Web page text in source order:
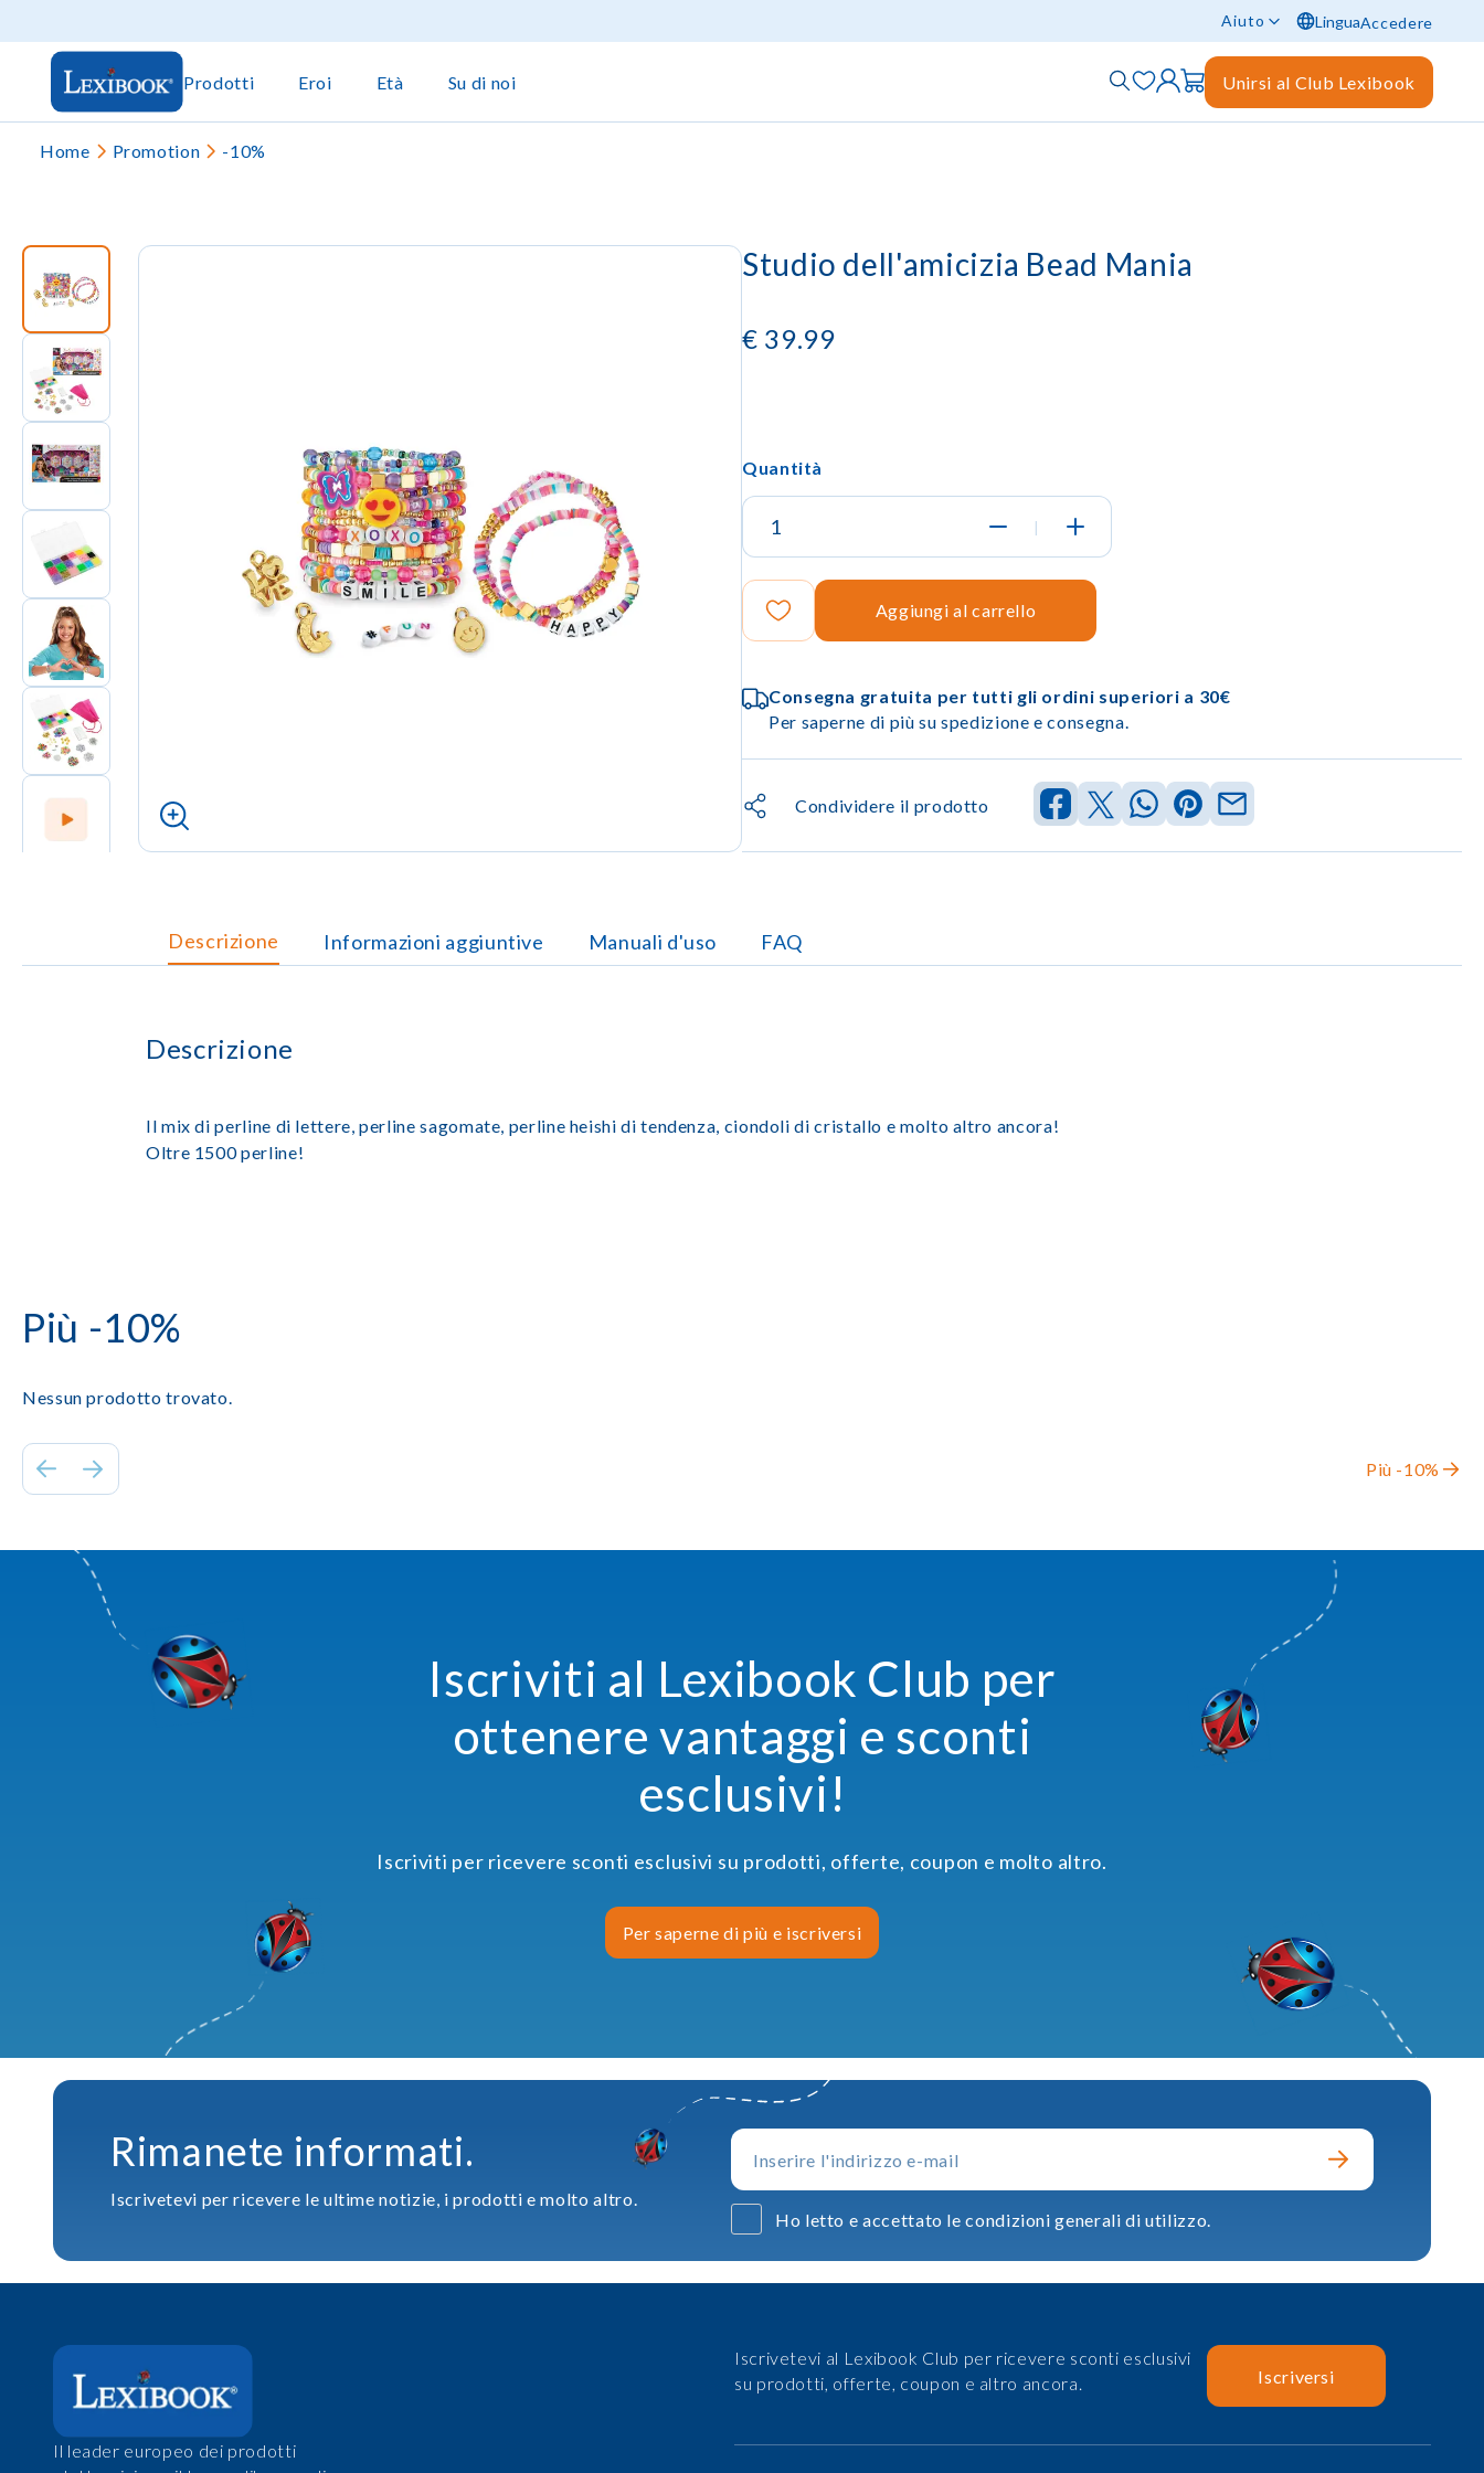
Aiuto LinguaAccedere
Prodotti Eroi Età Su di noi Unirsi al Club Lexibook
Home Promotion -10%
Studio dell'amicizia Bead Mania
€ 39.99
Quantità
|
Aggiungi al carrello
Consegna gratuita per tutti gli ordini superiori a 30€
Per saperne di più su spedizione e consegna.
Condividere il prodotto
Descrizione Informazioni aggiuntive Manuali d'uso FAQ
Descrizione
Il mix di perline di lettere, perline sagomate, perline heishi di tendenza, ciondoli di cristallo e molto altro ancora!
Oltre 1500 perline!
Più -10%
Nessun prodotto trovato.
Più -10%
Iscriviti al Lexibook Club per
ottenere vantaggi e sconti
esclusivi!
Iscriviti per ricevere sconti esclusivi su prodotti, offerte, coupon e molto altro.
Per saperne di più e iscriversi
Rimanete informati.
Iscrivetevi per ricevere le ultime notizie, i prodotti e molto altro.
Ho letto e accettato le condizioni generali di utilizzo.
Il leader europeo dei prodotti
Iscrivetevi al Lexibook Club per ricevere sconti esclusivi
su prodotti, offerte, coupon e altro ancora.
Iscriversi